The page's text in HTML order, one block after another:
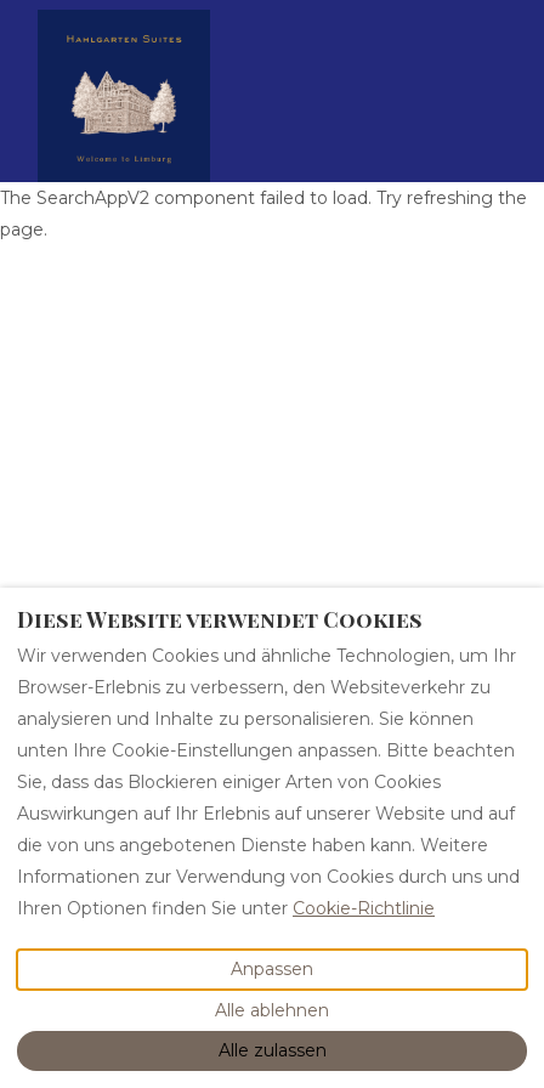
Startseite
The SearchAppV2 component failed to load. Try refreshing the
page.
Diese Website verwendet Cookies
Wir verwenden Cookies und ähnliche Technologien, um Ihr
Browser-Erlebnis zu verbessern, den Websiteverkehr zu
analysieren und Inhalte zu personalisieren. Sie können
unten Ihre Cookie-Einstellungen anpassen. Bitte beachten
Sie, dass das Blockieren einiger Arten von Cookies
Auswirkungen auf Ihr Erlebnis auf unserer Website und auf
die von uns angebotenen Dienste haben kann. Weitere
Informationen zur Verwendung von Cookies durch uns und
Ihren Optionen finden Sie unter Cookie-Richtlinie
Anpassen
Alle ablehnen
Alle zulassen